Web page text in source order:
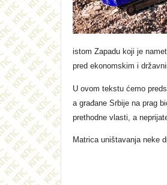
istom Zapadu koji je
pred ekonomskim i
U ovom tekstu ćemo
a građane Srbije na prag
prethodne vlasti, a
Matrica uništavanja neke